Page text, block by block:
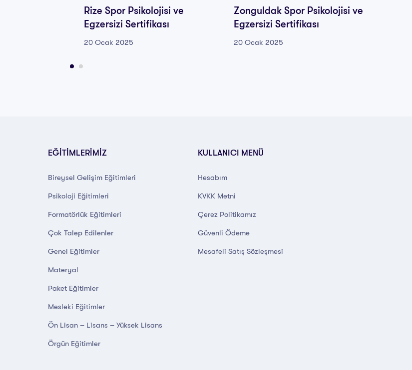
Rize Spor Psikolojisi ve
Egzersizi Sertifikası
20 Ocak 2025
Zonguldak Spor Psikolojisi ve
Egzersizi Sertifikası
20 Ocak 2025
EĞİTİMLERİMİZ
Bireysel Gelişim Eğitimleri
Psikoloji Eğitimleri
Formatörlük Eğitimleri
Çok Talep Edilenler
Genel Eğitimler
Materyal
Paket Eğitimler
Mesleki Eğitimler
Ön Lisan – Lisans – Yüksek Lisans
Örgün Eğitimler
KULLANICI MENÜ
Hesabım
KVKK Metni
Çerez Politikamız
Güvenli Ödeme
Mesafeli Satış Sözleşmesi